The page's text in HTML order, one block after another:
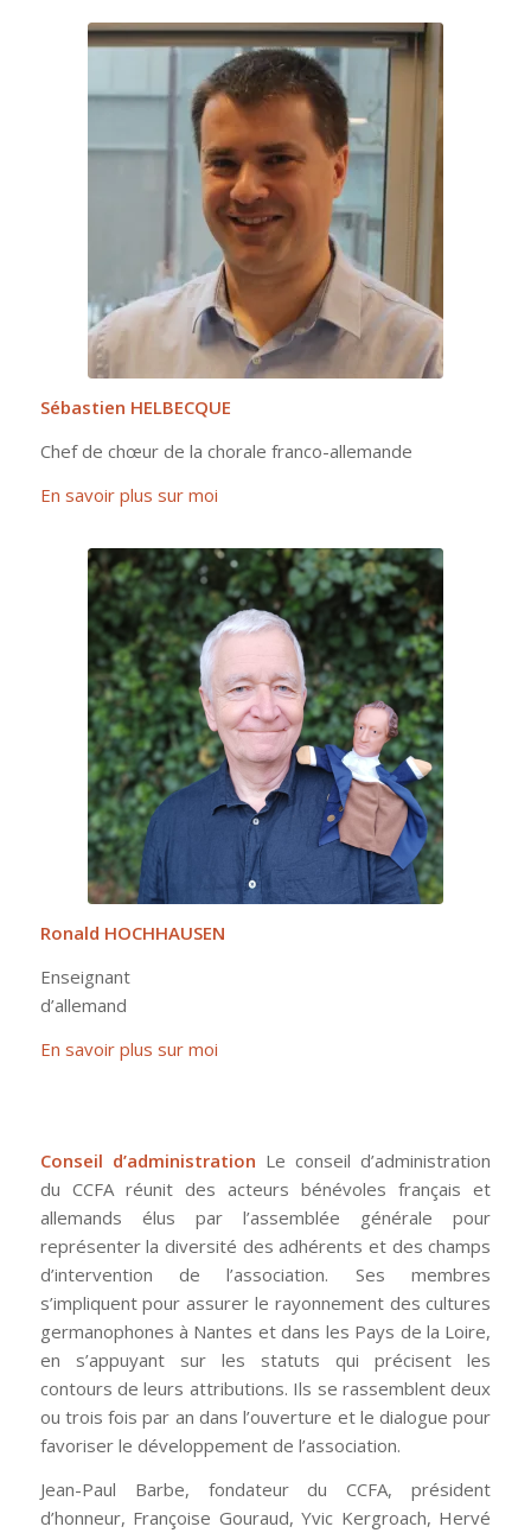
Sébastien HELBECQUE
Chef de chœur de la chorale franco-allemande
En savoir plus sur moi
Ronald HOCHHAUSEN
Enseignant
d’allemand
En savoir plus sur moi
Conseil d’administration Le conseil d’administration
du CCFA réunit des acteurs bénévoles français et
allemands élus par l’assemblée générale pour
représenter la diversité des adhérents et des champs
d’intervention de l’association. Ses membres
s’impliquent pour assurer le rayonnement des cultures
germanophones à Nantes et dans les Pays de la Loire,
en s’appuyant sur les statuts qui précisent les
contours de leurs attributions. Ils se rassemblent deux
ou trois fois par an dans l’ouverture et le dialogue pour
favoriser le développement de l’association.
Jean-Paul Barbe, fondateur du CCFA, président
d’honneur, Françoise Gouraud, Yvic Kergroach, Hervé